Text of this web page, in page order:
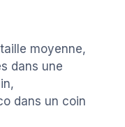
moyenne,
dans une
dans un coin